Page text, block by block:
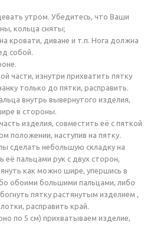
утром. Убедитесь, что Ваши
кольца сняты;
кровати, диване и т.п. Нога должна
собой.
части, изнутри прихватить пятку
только до пятки, расправить.
внутрь вывернутого изделия,
в стороны.
изделия, совместить её с пяткой
положении, наступив на пятку.
сделать небольшую складку на
её пальцами рук с двух сторон,
как можно шире, упершись в
обоими большими пальцами, либо
пятку растянутым изделием ,
расправить край.
по 5 см) прихватываем изделие,